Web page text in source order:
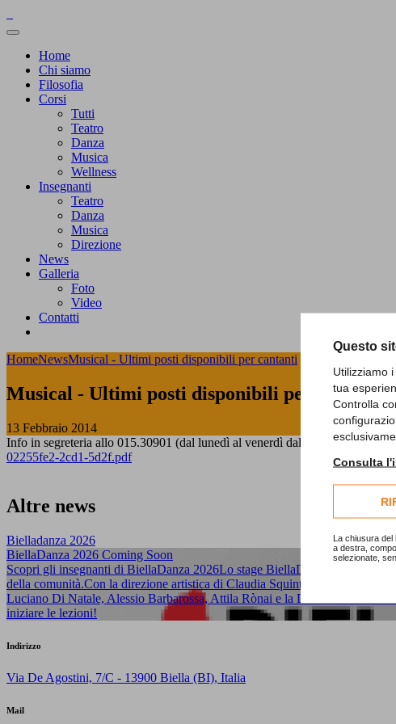
Questo
Utilizziamo
tua
Controlla
Consulta
La chiusura del
a destra,
selezionate,
Home
Chi siamo
Filosofia
Corsi
Tutti
Teatro
Danza
Musica
Wellness
Insegnanti
Teatro
Danza
Musica
Direzione
News
Galleria
Foto
Video
Contatti
HomeNewsMusical - Ultimi posti disponibili per cantanti
Musical - Ultimi posti disponibili per cantanti
13 Febbraio 2014
Info in segreteria allo 015.30901 (dal lunedì al venerdì dalle 15,00 alle
02255fe2-2cd1-5d2f.pdf
Altre news
Bielladanza 2026
BiellaDanza 2026 Coming Soon
Scopri gli insegnanti di BiellaDanza 2026Lo stage BiellaDanza celebra la
della comunità.Con la direzione artistica di Claudia Squintone e Insieme
Luciano Di Natale, Alessio Barbarossa, Attila Rònai e la Dott.ssa Salzano
iniziare le lezioni!
Indirizzo
Via De Agostini, 7/C - 13900 Biella (BI), Italia
Mail